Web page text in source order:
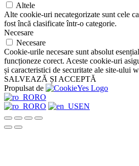
Altele
Alte cookie-uri necategorizate sunt cele
fost încă clasificate într-o categorie.
Necesare
Necesare
Cookie-urile necesare sunt absolut
funcționeze corect. Aceste cookie-uri
și caracteristici de securitate ale site-ului
SALVEAZĂ ȘI ACCEPTĂ
Propulsat de
RO
RO
EN